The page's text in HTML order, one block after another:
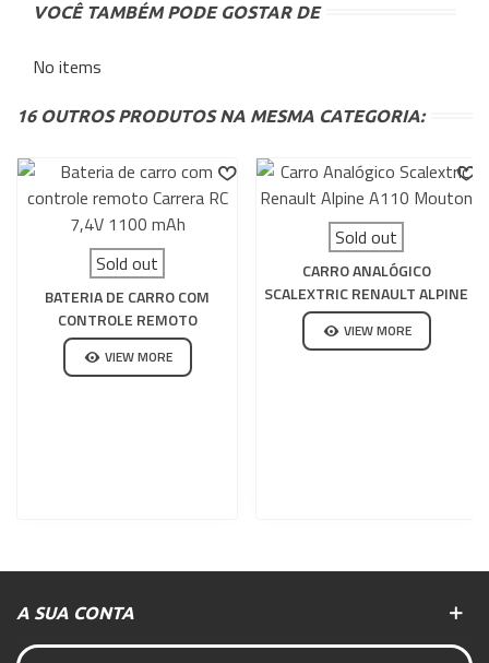
VOCÊ TAMBÉM PODE GOSTAR DE
No items
16 OUTROS PRODUTOS NA MESMA CATEGORIA:
Sold out
BATERIA DE CARRO COM
CONTROLE REMOTO
CARRERA RC 7,4V 1100 MAH
VIEW MORE
Sold out
CARRO ANALÓGICO
SCALEXTRIC RENAULT ALPINE
A110 MOUTON
VIEW MORE
A SUA CONTA